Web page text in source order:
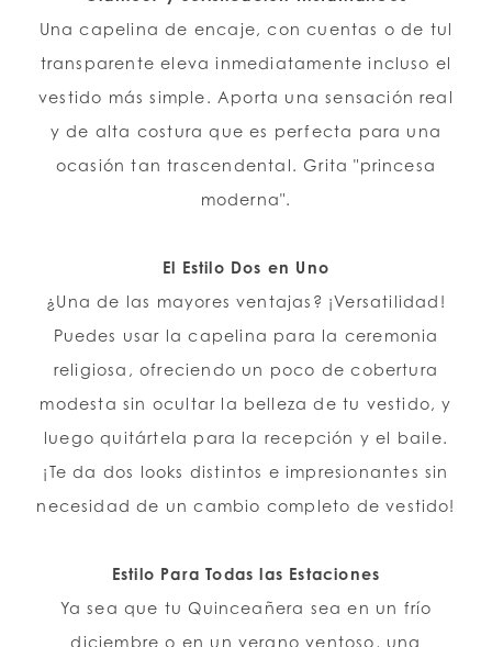
Una capelina de encaje, con cuentas o de tul
transparente eleva inmediatamente incluso el
vestido más simple. Aporta una sensación real
y de alta costura que es perfecta para una
ocasión tan trascendental. Grita "princesa
moderna".
El Estilo Dos en Uno
¿Una de las mayores ventajas? ¡Versatilidad!
Puedes usar la capelina para la ceremonia
religiosa, ofreciendo un poco de cobertura
modesta sin ocultar la belleza de tu vestido, y
luego quitártela para la recepción y el baile.
¡Te da dos looks distintos e impresionantes sin
necesidad de un cambio completo de vestido!
Estilo Para Todas las Estaciones
Ya sea que tu Quinceañera sea en un frío
diciembre o en un verano ventoso, una